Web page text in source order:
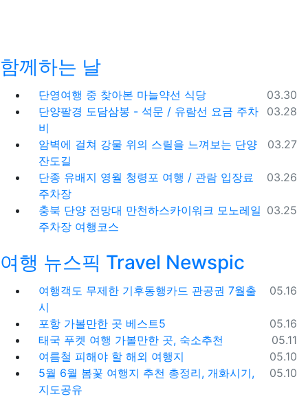
함께하는 날
등록일
03.30
단영여행 중 찾아본 마늘약선 식당
등록일
03.28
단양팔경 도담삼봉 - 석문 / 유람선 요금 주차
비
등록일
03.27
암벽에 걸쳐 강물 위의 스릴을 느껴보는 단양
잔도길
등록일
03.26
단종 유배지 영월 청령포 여행 / 관람 입장료
주차장
등록일
03.25
충북 단양 전망대 만천하스카이워크 모노레일
주차장 여행코스
여행 뉴스픽 Travel Newspic
등록일
05.16
여행객도 무제한 기후동행카드 관공권 7월출
시
등록일
05.16
포항 가볼만한 곳 베스트5
등록일
05.11
태국 푸켓 여행 가볼만한 곳, 숙소추천
등록일
05.10
여름철 피해야 할 해외 여행지
등록일
05.10
5월 6월 봄꽃 여행지 추천 총정리, 개화시기,
지도공유